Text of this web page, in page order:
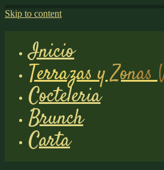
Skip to content
Inicio
Terrazas y Zonas
Cocteleria
Brunch
Carta